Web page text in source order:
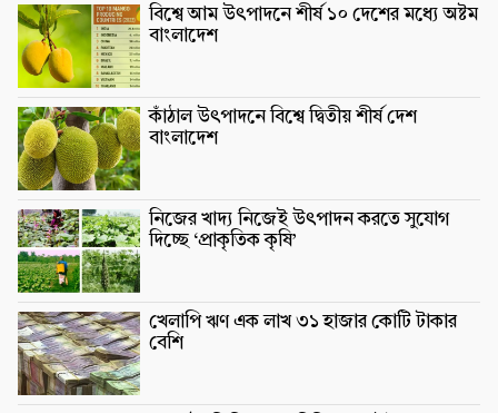
বিশ্বে আম উৎপাদনে শীর্ষ ১০ দেশের মধ্যে অষ্টম
বাংলাদেশ
কাঁঠাল উৎপাদনে বিশ্বে দ্বিতীয় শীর্ষ দেশ
বাংলাদেশ
নিজের খাদ্য নিজেই উৎপাদন করতে সুযোগ
দিচ্ছে ‘প্রাকৃতিক কৃষি’
খেলাপি ঋণ এক লাখ ৩১ হাজার কোটি টাকার
বেশি